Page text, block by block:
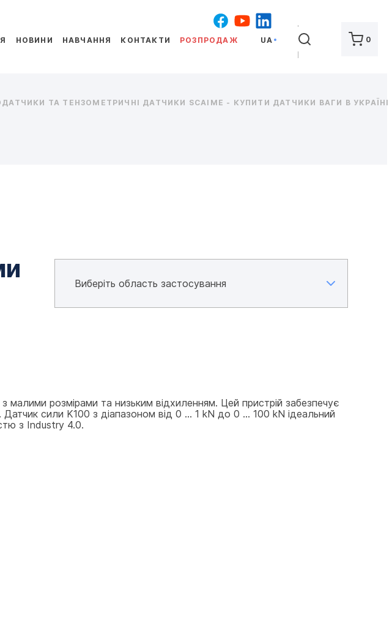
НОВИНИ НАВЧАННЯ КОНТАКТИ РОЗПРОДАЖ UA ШУКАТИ 0
ТА ТЕНЗОМЕТРИЧНІ ДАТЧИКИ SCAIME - КУПИТИ ДАТЧИКИ ВАГИ В
розмірами та низьким відхиленням. Цей пристрій забезпечує
Датчик сили K100 з діапазоном від 0 ... 1 kN до 0 ... 100 kN ідеальний
з Industry 4.0.